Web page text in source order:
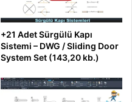
+21 Adet Sürgülü Kapı
Sistemi – DWG / Sliding Door
System Set (143,20 kb.)